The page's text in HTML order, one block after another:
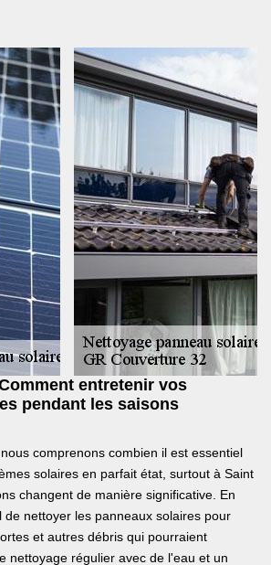
entretenir vos
pendant les saisons
comprenons combien il est essentiel
solaires en parfait état, surtout à Saint
changent de manière significative. En
de nettoyer les panneaux solaires pour
et autres débris qui pourraient
nettoyage régulier avec de l'eau et un